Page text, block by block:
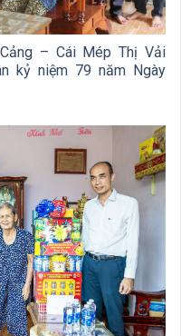
– Cái Mép Thị Vải
kỷ niệm 79 năm Ngày